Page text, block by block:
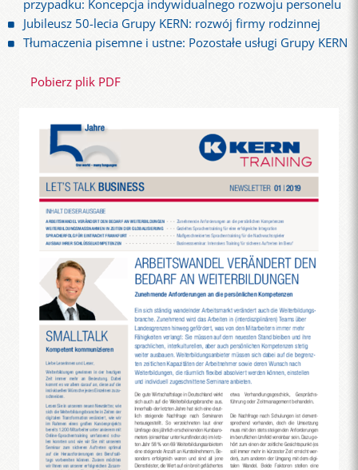
przypadku: Koncepcja indywidualnego rozwoju personelu
Jubileusz 50-lecia Grupy KERN: rozwój firmy rodzinnej
Tłumaczenia pisemne i ustne: Pozostałe usługi Grupy KERN
Pobierz plik PDF